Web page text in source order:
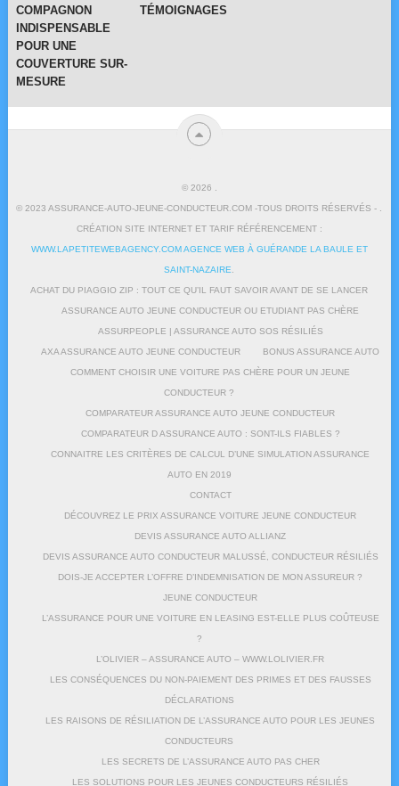
COMPAGNON
INDISPENSABLE
POUR UNE
COUVERTURE SUR-
MESURE
TÉMOIGNAGES
© 2026
© 2023 ASSURANCE-AUTO-JEUNE-CONDUCTEUR.COM -TOUS DROITS RÉSERVÉS - .
CRÉATION SITE INTERNET ET TARIF RÉFÉRENCEMENT :
WWW.LAPETITEWEBAGENCY.COM AGENCE WEB À GUÉRANDE LA BAULE ET
SAINT-NAZAIRE
ACHAT DU PIAGGIO ZIP : TOUT CE QU’IL FAUT SAVOIR AVANT DE SE LANCER
ASSURANCE AUTO JEUNE CONDUCTEUR OU ETUDIANT PAS CHÈRE
ASSURPEOPLE | ASSURANCE AUTO SOS RÉSILIÉS
AXA ASSURANCE AUTO JEUNE CONDUCTEUR BONUS ASSURANCE AUTO
COMMENT CHOISIR UNE VOITURE PAS CHÈRE POUR UN JEUNE
CONDUCTEUR ?
COMPARATEUR ASSURANCE AUTO JEUNE CONDUCTEUR
COMPARATEUR D ASSURANCE AUTO : SONT-ILS FIABLES ?
CONNAITRE LES CRITÈRES DE CALCUL D’UNE SIMULATION ASSURANCE
AUTO EN 2019
CONTACT
DÉCOUVREZ LE PRIX ASSURANCE VOITURE JEUNE CONDUCTEUR
DEVIS ASSURANCE AUTO ALLIANZ
DEVIS ASSURANCE AUTO CONDUCTEUR MALUSSÉ, CONDUCTEUR RÉSILIÉS
DOIS-JE ACCEPTER L’OFFRE D’INDEMNISATION DE MON ASSUREUR ?
JEUNE CONDUCTEUR
L’ASSURANCE POUR UNE VOITURE EN LEASING EST-ELLE PLUS COÛTEUSE
?
L’OLIVIER – ASSURANCE AUTO – WWW.LOLIVIER.FR
LES CONSÉQUENCES DU NON-PAIEMENT DES PRIMES ET DES FAUSSES
DÉCLARATIONS
LES RAISONS DE RÉSILIATION DE L’ASSURANCE AUTO POUR LES JEUNES
CONDUCTEURS
LES SECRETS DE L’ASSURANCE AUTO PAS CHER
LES SOLUTIONS POUR LES JEUNES CONDUCTEURS RÉSILIÉS